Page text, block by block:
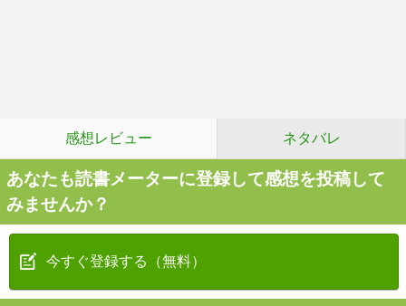
感想レビュー ネタバレ
あなたも読書メーターに登録して感想を投稿して
みませんか？
今すぐ登録する（無料）